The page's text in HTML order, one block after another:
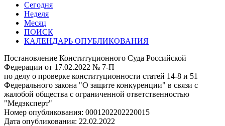
Сегодня
Неделя
Месяц
ПОИСК
КАЛЕНДАРЬ ОПУБЛИКОВАНИЯ
Постановление Конституционного Суда Российской
Федерации от 17.02.2022 № 7-П
по делу о проверке конституционности статей 14-8 и 51
Федерального закона "О защите конкуренции" в связи с
жалобой общества с ограниченной ответственностью
"Медэксперт"
Номер опубликования: 0001202202220015
Дата опубликования: 22.02.2022